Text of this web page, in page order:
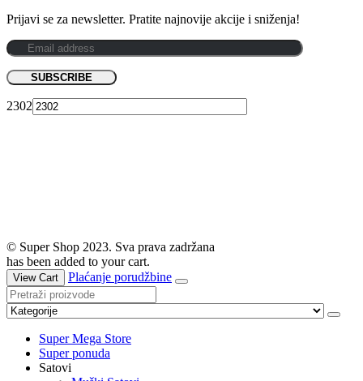
Prijavi se za newsletter. Pratite najnovije akcije i sniženja!
2302
© Super Shop 2023. Sva prava zadržana
has been added to your cart.
View Cart Plaćanje porudžbine
Super Mega Store
Super ponuda
Satovi